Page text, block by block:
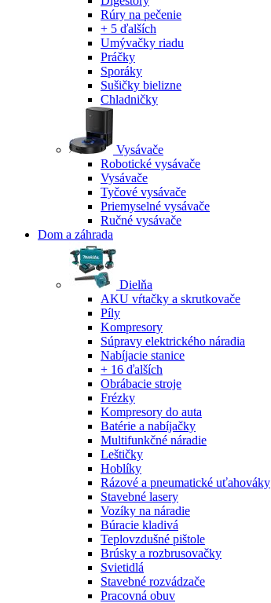
Rúry na pečenie
+ 5 ďalších
Umývačky riadu
Práčky
Sporáky
Sušičky bielizne
Chladničky
Vysávače
Robotické vysávače
Vysávače
Tyčové vysávače
Priemyselné vysávače
Ručné vysávače
Dom a záhrada
Dielňa
AKU vŕtačky a skrutkovače
Píly
Kompresory
Súpravy elektrického náradia
Nabíjacie stanice
+ 16 ďalších
Obrábacie stroje
Frézky
Kompresory do auta
Batérie a nabíjačky
Multifunkčné náradie
Leštičky
Hoblíky
Rázové a pneumatické uťahováky
Stavebné lasery
Vozíky na náradie
Búracie kladivá
Teplovzdušné pištole
Brúsky a rozbrusovačky
Svietidlá
Stavebné rozvádzače
Pracovná obuv